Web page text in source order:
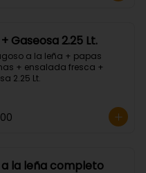
Gaseosa 2.25 Lt.
a la leña + papas
+ ensalada fresca +
2.25 Lt.
a la leña completo